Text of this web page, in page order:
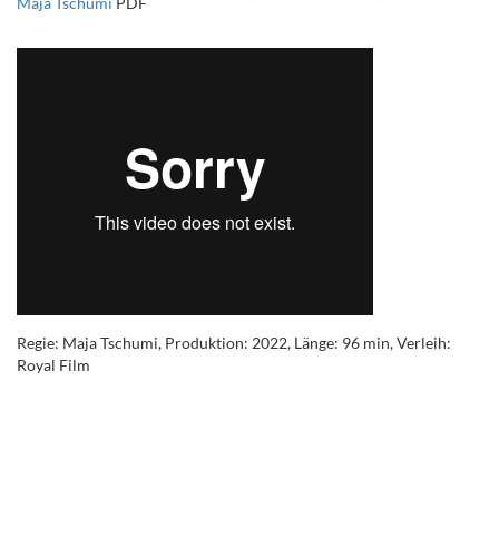
Regie: Maja Tschumi, Produktion: 2022, Länge: 96 min, Verleih:
Royal Film